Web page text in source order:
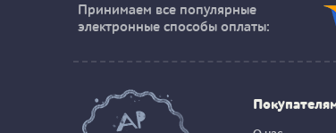
Принимаем все популярные
электронные способы оплаты: